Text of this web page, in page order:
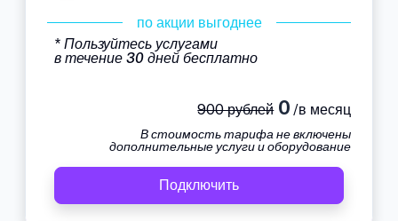
по акции выгоднее
* Пользуйтесь услугами
в течение 30 дней бесплатно
900 рублей0 /в месяц
В стоимость тарифа не включены
дополнительные услуги и оборудование
Подключить